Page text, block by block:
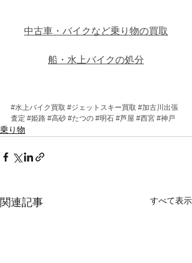
中古車・バイクなど乗り物の買取
船・水上バイクの処分
#水上バイク買取 #ジェットスキー買取 #加古川出張
査定 #姫路 #高砂 #たつの #明石 #芦屋 #西宮 #神戸
乗り物
関連記事 すべて表示